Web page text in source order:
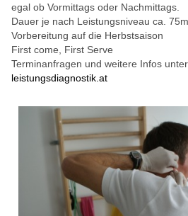
egal ob Vormittags oder Nachmittags.
Dauer je nach Leistungsniveau ca.
Vorbereitung auf die Herbstsaison
First come, First Serve
Terminanfragen und weitere Infos
leistungsdiagnostik.at